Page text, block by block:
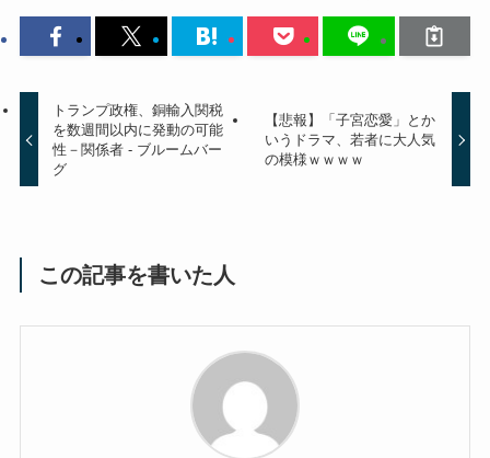
トランプ政権、銅輸入関税
を数週間以内に発動の可能
性－関係者 - ブルームバー
グ
【悲報】「子宮恋愛」とか
いうドラマ、若者に大人気
の模様ｗｗｗｗ
この記事を書いた人